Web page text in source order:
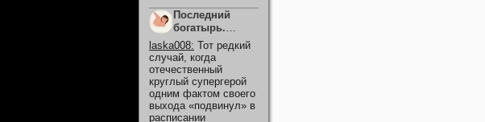
Последний
богатырь.
Колобок (2026)
laska008: Тот редкий
случай, когда
отечественный
круглый супергерой
одним фактом своего
выхода «подвинул» в
расписании